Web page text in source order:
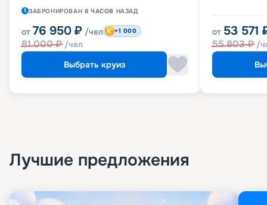
ЗАБРОНИРОВАН 6 ЧАСОВ НАЗАД
от 76 950 ₽ /чел
81 000₽ /чел
+1 000
Выбрать круиз
от 53 571
55 803₽ /
Лучшие предложения